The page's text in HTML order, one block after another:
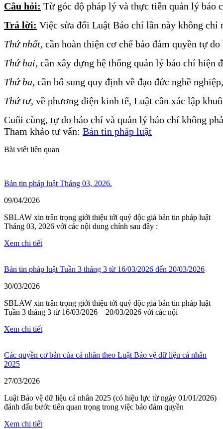
Câu hỏi: Từ góc độ pháp lý và thực tiễn quản lý báo
Trả lời: Việc sửa đổi Luật Báo chí lần này không
Thứ nhất, cần hoàn thiện cơ chế bảo đảm quyền tự
Thứ hai, cần xây dựng hệ thống quản lý báo chí hiện
Thứ ba, cần bổ sung quy định về đạo đức nghề
Thứ tư, về phương diện kinh tế, Luật cần xác lập
Cuối cùng, tự do báo chí và quản lý báo chí không
Tham khảo tư vấn: Bản tin pháp luật
Bài viết liên quan
Bản tin pháp luật Tháng 03, 2026.
09/04/2026
SBLAW xin trân trọng giới thiệu tới quý độc giả bản tin pháp luật
Tháng 03, 2026 với các nội dung chính sau đây :
Xem chi tiết
Bản tin pháp luật Tuần 3 tháng 3 từ 16/03/2026 đến 20/03/2026
30/03/2026
SBLAW xin trân trọng giới thiệu tới quý độc giả bản tin pháp luật
Tuần 3 tháng 3 từ 16/03/2026 – 20/03/2026 với các nội
Xem chi tiết
Các quyền cơ bản của cá nhân theo Luật Bảo vệ dữ liệu cá nhân
2025
27/03/2026
Luật Bảo vệ dữ liệu cá nhân 2025 (có hiệu lực từ ngày 01/01/2026)
đánh dấu bước tiến quan trọng trong việc bảo đảm quyền
Xem chi tiết